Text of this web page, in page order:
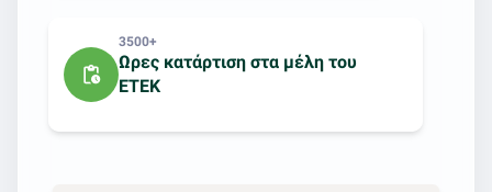
pending_actions
3500+
Ωρες κατάρτιση στα μέλη του
ΕΤΕΚ